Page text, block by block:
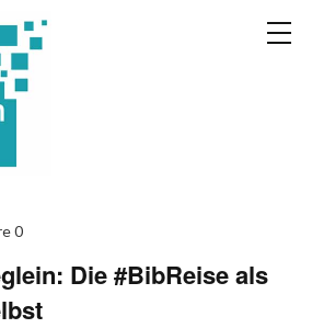
0
Die #BibReise als